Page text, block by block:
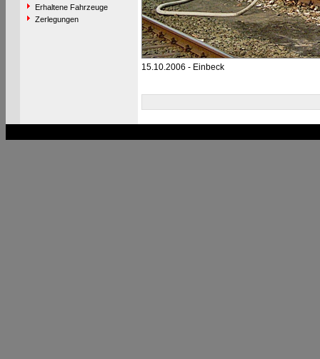
Erhaltene Fahrzeuge
Zerlegungen
15.10.2006 - Einbeck